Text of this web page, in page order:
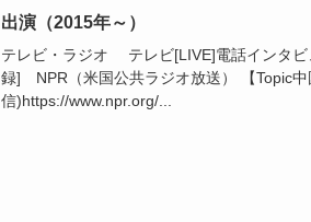
出演（2015年～）
テレビ・ラジオ テレビ[LIVE]電話インタ
録] NPR（米国公共ラジオ放送） 【Topic
信)https://www.npr.org/...